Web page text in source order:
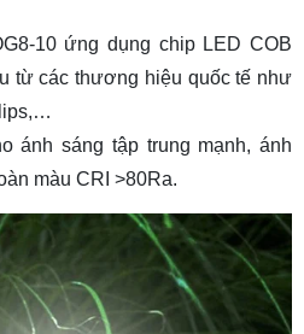
10 ứng dụng chip LED COB
từ các thương hiệu quốc tế như
ánh sáng tập trung mạnh, ánh
màu CRI >80Ra.